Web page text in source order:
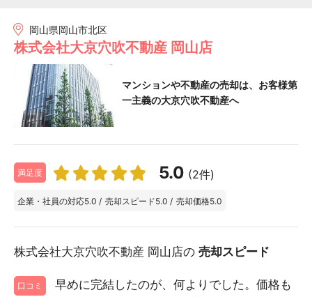
岡山県岡山市北区
株式会社大京穴吹不動産 岡山店
マンションや不動産の売却は、お客様第
一主義の大京穴吹不動産へ
満足度 5.0 (2件)
企業・社員の対応5.0 / 売却スピード5.0 / 売却価格5.0
株式会社大京穴吹不動産 岡山店の 売却スピード
口コミ
早めに完結したのが、何よりでした。価格も